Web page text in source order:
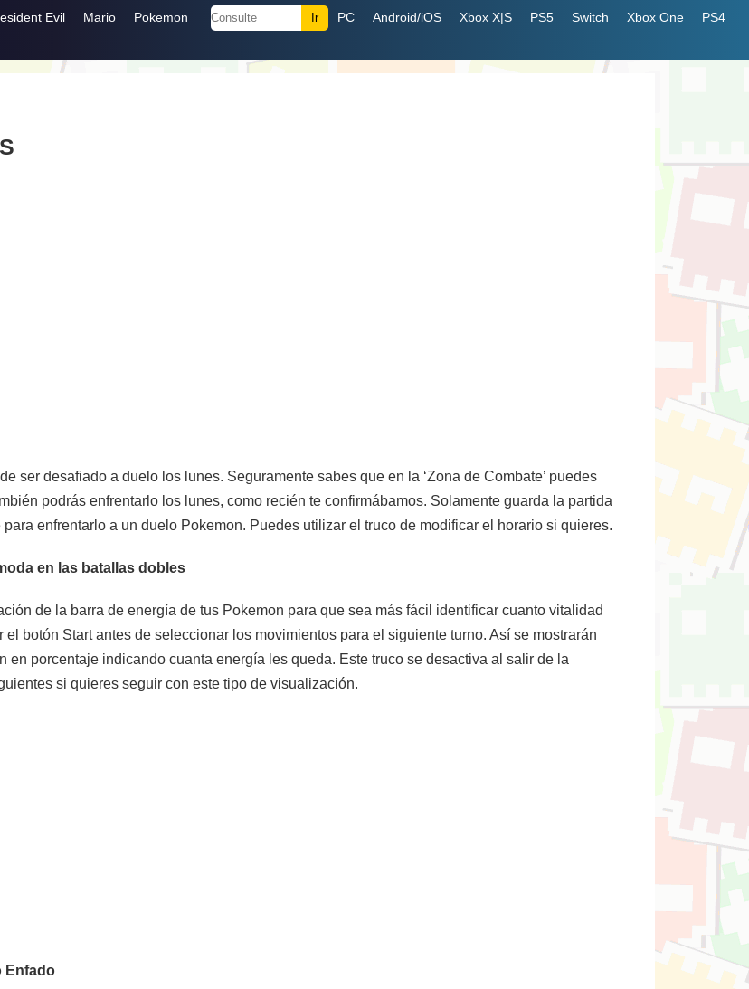
Evil Mario Pokemon PC Android/iOS Xbox X|S PS5 Switch Xbox One
PS4
ser desafiado a duelo los lunes. Seguramente sabes que en la ‘Zona de Combate’ puedes
podrás enfrentarlo los lunes, como recién te confirmábamos. Solamente guarda la partida
enfrentarlo a un duelo Pokemon. Puedes utilizar el truco de modificar el horario si quieres.
en las batallas dobles
de la barra de energía de tus Pokemon para que sea más fácil identificar cuanto vitalidad
botón Start antes de seleccionar los movimientos para el siguiente turno. Así se mostrarán
en porcentaje indicando cuanta energía les queda. Este truco se desactiva al salir de la
si quieres seguir con este tipo de visualización.
Enfado